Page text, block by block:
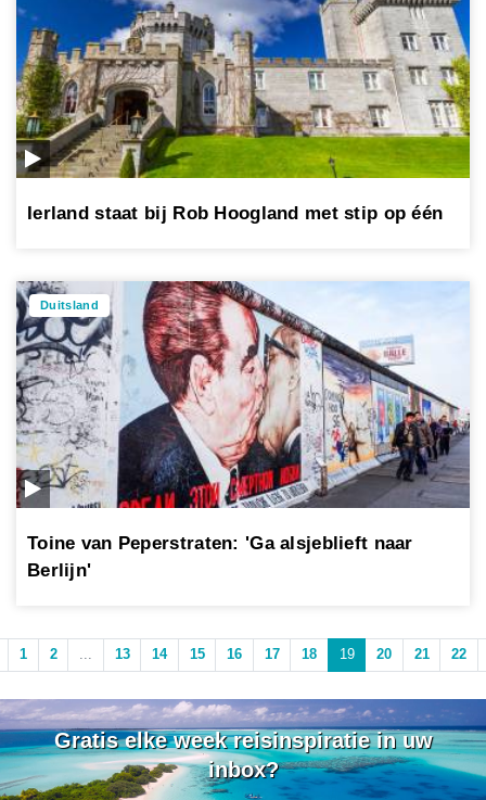
Ierland staat bij Rob Hoogland met stip op één
Duitsland
Toine van Peperstraten: 'Ga alsjeblieft naar
Berlijn'
1 2 ... 13 14 15 16 17 18 19 20 21 22
Gratis elke week reisinspiratie in uw
inbox?